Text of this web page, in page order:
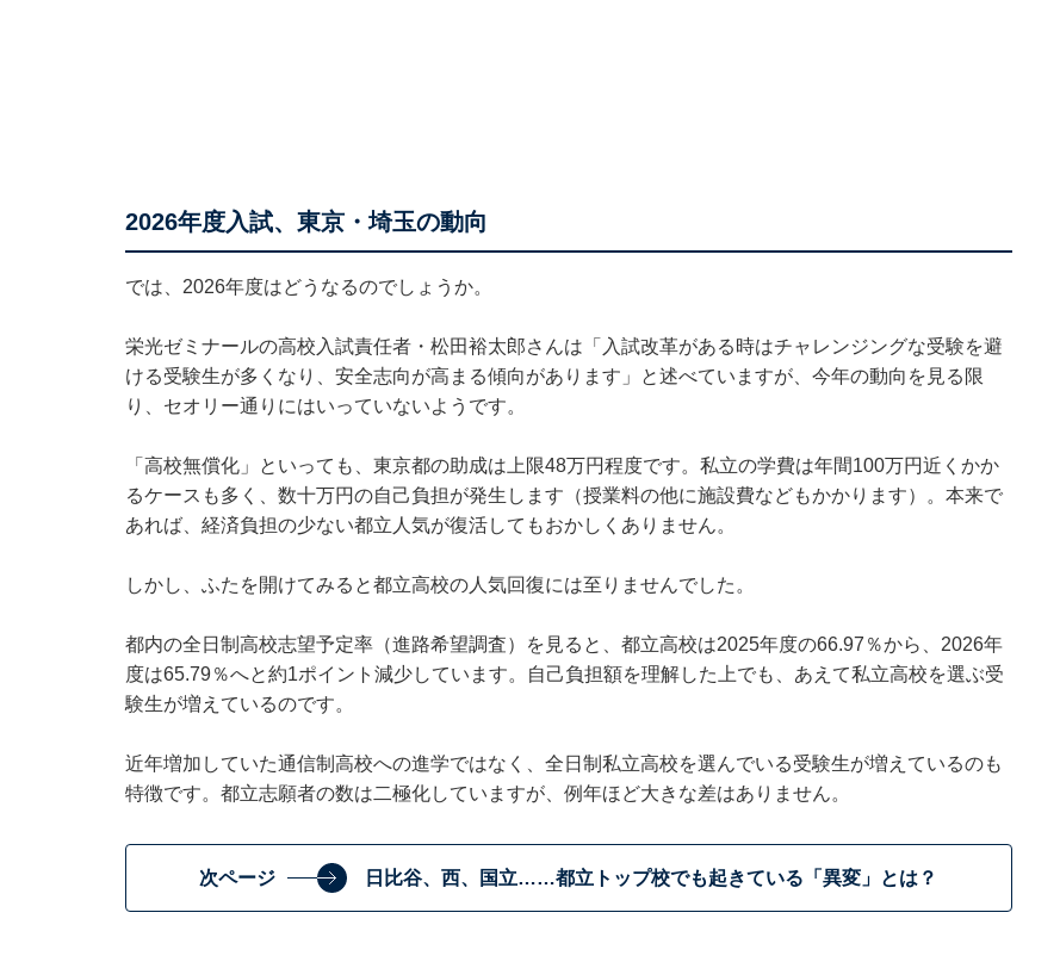
2026年度入試、東京・埼玉の動向
では、2026年度はどうなるのでしょうか。
栄光ゼミナールの高校入試責任者・松田裕太郎さんは「入試改革がある時はチャレンジングな受験を避
ける受験生が多くなり、安全志向が高まる傾向があります」と述べていますが、今年の動向を見る限
り、セオリー通りにはいっていないようです。
「高校無償化」といっても、東京都の助成は上限48万円程度です。私立の学費は年間100万円近くかか
るケースも多く、数十万円の自己負担が発生します（授業料の他に施設費などもかかります）。本来で
あれば、経済負担の少ない都立人気が復活してもおかしくありません。
しかし、ふたを開けてみると都立高校の人気回復には至りませんでした。
都内の全日制高校志望予定率（進路希望調査）を見ると、都立高校は2025年度の66.97％から、2026年
度は65.79％へと約1ポイント減少しています。自己負担額を理解した上でも、あえて私立高校を選ぶ受
験生が増えているのです。
近年増加していた通信制高校への進学ではなく、全日制私立高校を選んでいる受験生が増えているのも
特徴です。都立志願者の数は二極化していますが、例年ほど大きな差はありません。
次ページ 日比谷、西、国立……都立トップ校でも起きている「異変」とは？